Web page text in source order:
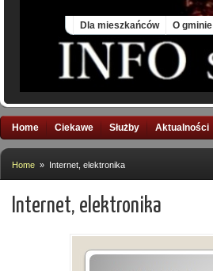
Dla mieszkańców O gminie
Home Ciekawe Służby Aktualności
Home » Internet, elektronika
Internet, elektronika